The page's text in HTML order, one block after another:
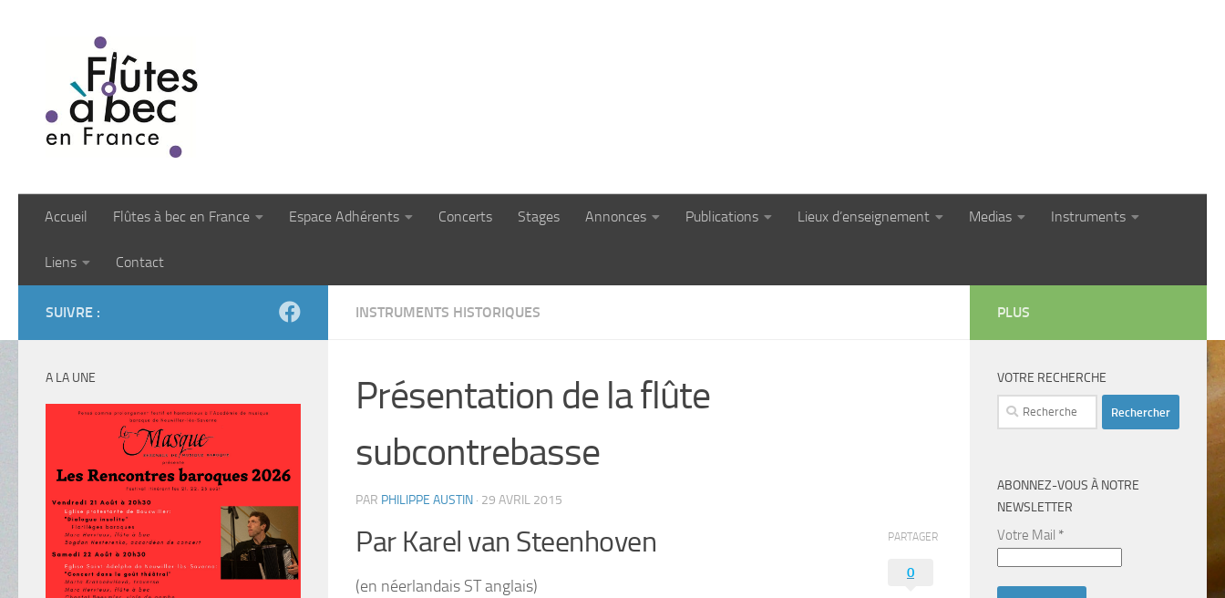
Accueil Flûtes à bec en France Espace Adhérents Concerts Stages Annonces Publications Lieux d’enseignement Medias Instruments
Liens Contact
INSTRUMENTS HISTORIQUES
Présentation de la flûte
subcontrebasse
PAR PHILIPPE AUSTIN · 29 AVRIL 2015
Par Karel van Steenhoven
(en néerlandais ST anglais)
PARTAGER
0
SUIVRE :
A LA UNE
PLUS
VOTRE RECHERCHE
Rechercher :
ABONNEZ-VOUS À NOTRE
NEWSLETTER
Votre Mail *